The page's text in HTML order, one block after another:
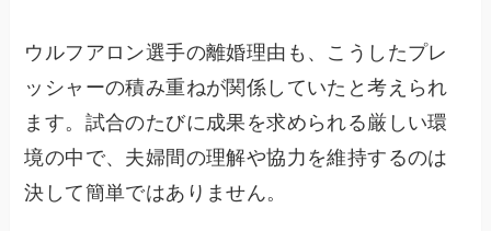
ウルフアロン選手の離婚理由も、こうしたプレ
ッシャーの積み重ねが関係していたと考えられ
ます。試合のたびに成果を求められる厳しい環
境の中で、夫婦間の理解や協力を維持するのは
決して簡単ではありません。